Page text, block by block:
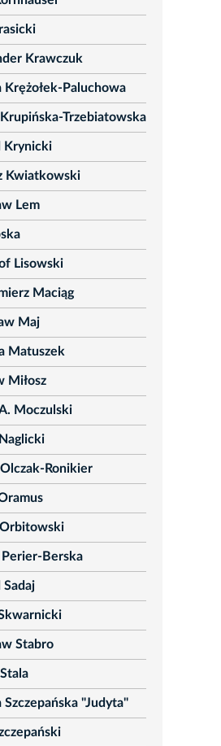
Krawczuk
Krężołek-Paluchowa
Trzebiatowska
Krynicki
Kwiatkowski
Lem
Lisowski
Maciąg
Maj
Matuszek
Miłosz
Moczulski
Ronikier
Perier-Berska
Sadaj
Stabro
Szczepańska "Judyta"